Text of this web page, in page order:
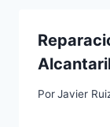
PorJavier